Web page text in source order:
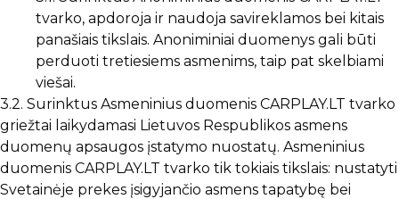
tvarko, apdoroja ir naudoja savireklamos bei kitais
panašiais tikslais. Anoniminiai duomenys gali būti
perduoti tretiesiems asmenims, taip pat skelbiami
viešai.
3.2. Surinktus Asmeninius duomenis CARPLAY.LT tvarko
griežtai laikydamasi Lietuvos Respublikos asmens
duomenų apsaugos įstatymo nuostatų. Asmeninius
duomenis CARPLAY.LT tvarko tik tokiais tikslais: nustatyti
Svetainėje prekes įsigyjančio asmens tapatybę bei